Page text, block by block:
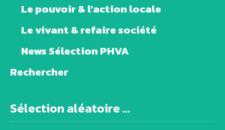
Le pouvoir & l’action locale
Le vivant & refaire société
News Sélection PHVA
Rechercher
Sélection aléatoire ...